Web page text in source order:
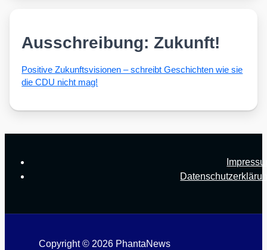
Ausschreibung: Zukunft!
Posi­ti­ve Zukunfts­vi­sio­nen – schreibt Geschich­ten wie sie
die CDU nicht mag!
Copyright © 2026 PhantaNews